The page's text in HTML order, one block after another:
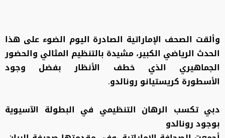
وألقت الصحف الإماراتية الصادرة اليوم الضوء على هذا
الحدث الرياضي الكبير، مشيدة بالتنظيم المثالي والحضور
الجماهيري الذي خطف الأنظار بفضل وجود
الأسطورة كريستيانو رونالدو.
دبي تكسب الرهان التنظيمي في البطولة الآسيوية
بوجود رونالدو